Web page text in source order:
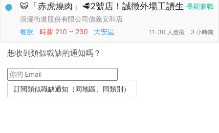
長期兼職
🐯「赤虎燒肉」🥩2號店！誠徵外場工讀生
浪漫街道股份有限公司信義安和店
餐飲
時薪 210 ~ 230 大安區 11-30 人應徵 3 小時前
想收到類似職缺的通知嗎？